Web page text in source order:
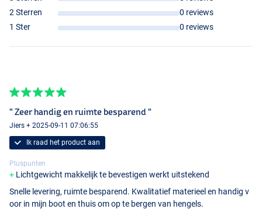
2 Sterren
0 reviews
1 Ster
0 reviews
" Zeer handig en ruimte besparend "
Jiers + 2025-09-11 07:06:55
Ik raad het product aan
Pluspunten
Lichtgewicht makkelijk te bevestigen werkt uitstekend
Snelle levering, ruimte besparend. Kwalitatief materieel en handig v
oor in mijn boot en thuis om op te bergen van hengels.